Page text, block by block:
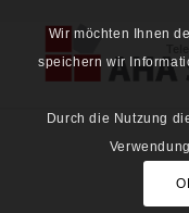
Wir möchten Ihnen
speichern wir
Durch die Nutzung